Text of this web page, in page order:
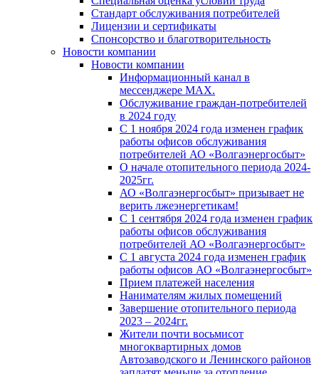
Стандарт обслуживания потребителей
Лицензии и сертификаты
Спонсорство и благотворительность
Новости компании
Новости компании
Информационный канал в
мессенджере MAX.
Обслуживание граждан-потребителей
в 2024 году
С 1 ноября 2024 года изменен график
работы офисов обслуживания
потребителей АО «Волгаэнергосбыт»
О начале отопительного периода 2024-
2025гг.
АО «Волгаэнергосбыт» призывает не
верить лжеэнергетикам!
С 1 сентября 2024 года изменен график
работы офисов обслуживания
потребителей АО «Волгаэнергосбыт»
С 1 августа 2024 года изменен график
работы офисов АО «Волгаэнергосбыт»
Прием платежей населения
Нанимателям жилых помещений
Завершение отопительного периода
2023 – 2024гг.
Жители почти восьмисот
многоквартирных домов
Автозаводского и Ленинского районов